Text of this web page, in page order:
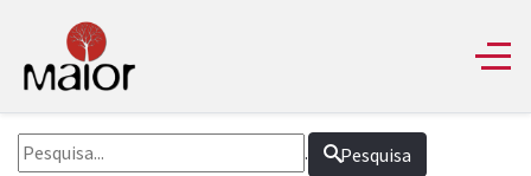
. Pesquisa